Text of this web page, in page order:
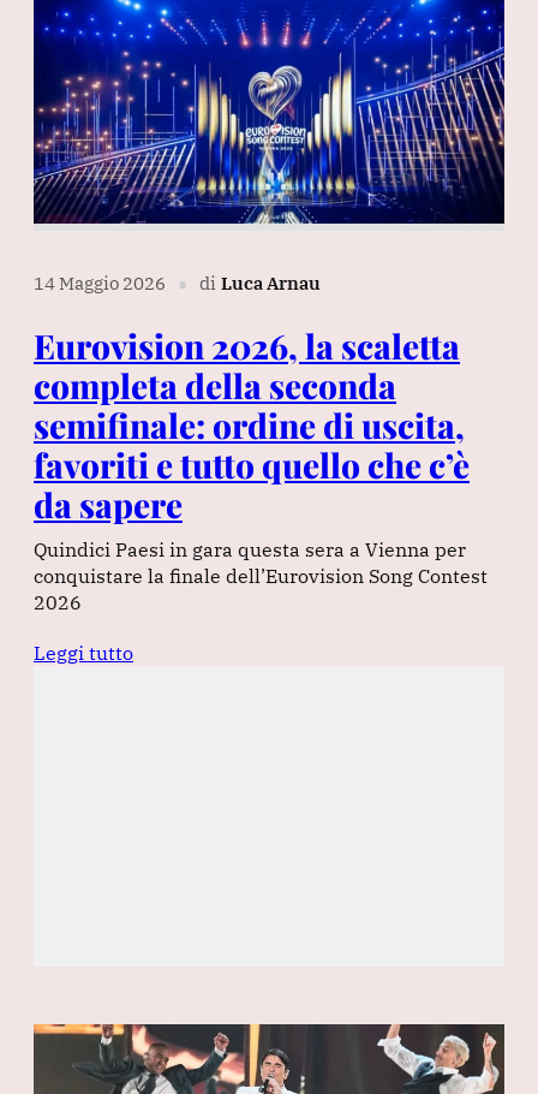
14 Maggio 2026 ∎ di Luca Arnau
Eurovision 2026, la scaletta
completa della seconda
semifinale: ordine di uscita,
favoriti e tutto quello che c’è
da sapere
Quindici Paesi in gara questa sera a Vienna per
conquistare la finale dell’Eurovision Song Contest
2026
Leggi tutto